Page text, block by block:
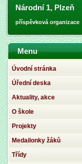
Národní 1, Plzeň
příspěvková organizace
Menu
Úvodní stránka
Úřední deska
Aktuality, akce
O škole
Projekty
Medailonky žáků
Třídy